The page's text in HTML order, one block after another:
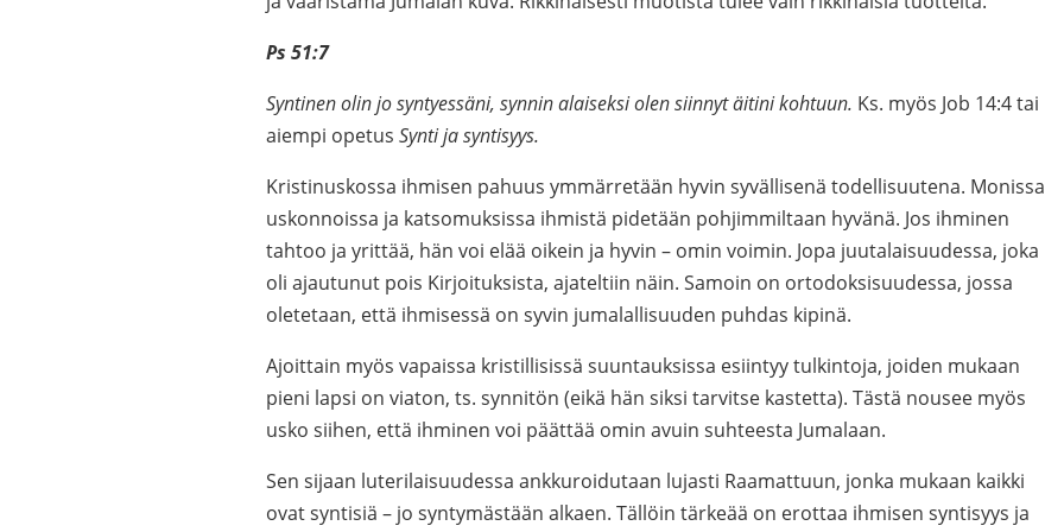
Ps 51:7
Syntinen olin jo syntyessäni, synnin alaiseksi olen siinnyt äitini kohtuun. Ks. myös Job 14:4 tai
aiempi opetus Synti ja syntisyys.
Kristinuskossa ihmisen pahuus ymmärretään hyvin syvällisenä todellisuutena. Monissa
uskonnoissa ja katsomuksissa ihmistä pidetään pohjimmiltaan hyvänä. Jos ihminen
tahtoo ja yrittää, hän voi elää oikein ja hyvin – omin voimin. Jopa juutalaisuudessa, joka
oli ajautunut pois Kirjoituksista, ajateltiin näin. Samoin on ortodoksisuudessa, jossa
oletetaan, että ihmisessä on syvin jumalallisuuden puhdas kipinä.
Ajoittain myös vapaissa kristillisissä suuntauksissa esiintyy tulkintoja, joiden mukaan
pieni lapsi on viaton, ts. synnitön (eikä hän siksi tarvitse kastetta). Tästä nousee myös
usko siihen, että ihminen voi päättää omin avuin suhteesta Jumalaan.
Sen sijaan luterilaisuudessa ankkuroidutaan lujasti Raamattuun, jonka mukaan kaikki
ovat syntisiä – jo syntymästään alkaen. Tällöin tärkeää on erottaa ihmisen syntisyys ja